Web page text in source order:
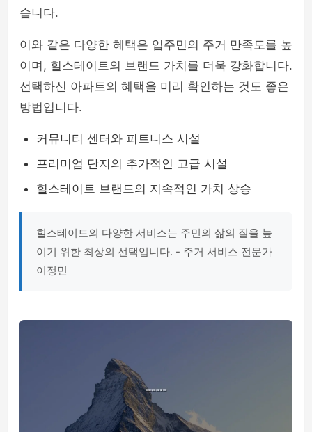
습니다.
이와 같은 다양한 혜택은 입주민의 주거 만족도를 높
이며, 힐스테이트의 브랜드 가치를 더욱 강화합니다.
선택하신 아파트의 혜택을 미리 확인하는 것도 좋은
방법입니다.
커뮤니티 센터와 피트니스 시설
프리미엄 단지의 추가적인 고급 시설
힐스테이트 브랜드의 지속적인 가치 상승
힐스테이트의 다양한 서비스는 주민의 삶의 질을 높
이기 위한 최상의 선택입니다. - 주거 서비스 전문가
이정민